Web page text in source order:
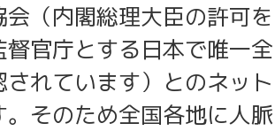
会（内閣総理大臣の許可
督官庁とする日本で唯一
されています）とのネッ
。そのため全国各地に人